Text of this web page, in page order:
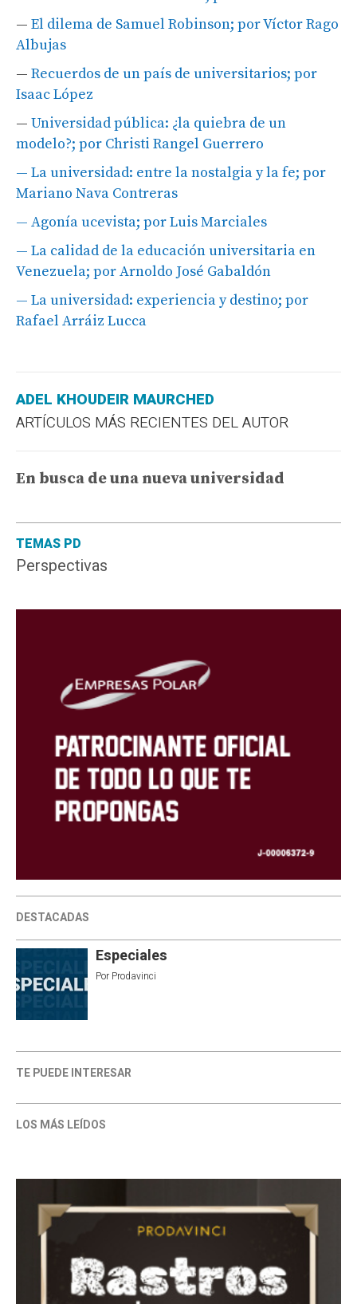
TEMAS PD
Perspectivas
DESTACADAS
Especiales
Por Prodavinci
TE PUEDE INTERESAR
LOS MÁS LEÍDOS
— El dilema de Samuel Robinson; por Víctor Rago
Albujas
— Recuerdos de un país de universitarios; por
Isaac López
— Universidad pública: ¿la quiebra de un
modelo?; por Christi Rangel Guerrero
— La universidad: entre la nostalgia y la fe; por
Mariano Nava Contreras
— Agonía ucevista; por Luis Marciales
— La calidad de la educación universitaria en
Venezuela; por Arnoldo José Gabaldón
— La universidad: experiencia y destino; por
Rafael Arráiz Lucca
ADEL KHOUDEIR MAURCHED
ARTÍCULOS MÁS RECIENTES DEL AUTOR
En busca de una nueva universidad